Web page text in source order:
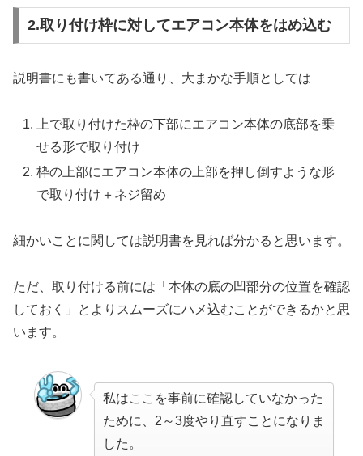
2.取り付け枠に対してエアコン本体をはめ込む
説明書にも書いてある通り、大まかな手順としては
上で取り付けた枠の下部にエアコン本体の底部を乗
せる形で取り付け
枠の上部にエアコン本体の上部を押し倒すような形
で取り付け＋ネジ留め
細かいことに関しては説明書を見れば分かると思います。
ただ、取り付ける前には「本体の底の凹部分の位置を確認
しておく」とよりスムーズにハメ込むことができるかと思
います。
私はここを事前に確認していなかった
ために、2～3度やり直すことになりま
した。